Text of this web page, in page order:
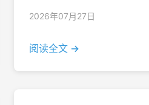
2026年07月27日
阅读全文 →